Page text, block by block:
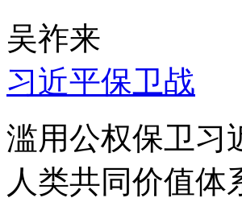
吴祚来
习近平保卫战
滥用公权保卫习
人类共同价值